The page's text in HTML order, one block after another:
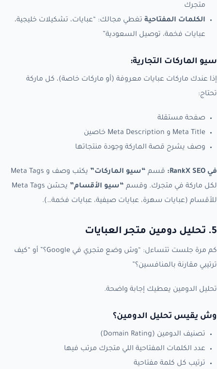
متجرك
الكلمات المفتاحية تغطي مجالك: “عبايات، تشكيلات خليجية،
عبايات فخمة، توصيل السعودية”
سيو الماركات التجارية:
إذا عندك ماركات عبايات معروفة (أو ماركات خاصة)، كل ماركة
تحتاج:
صفحة مستقلة
Meta Title و Meta Description خاصين
وصف يشرح قصة الماركة وجودة منتجاتها
في RankX SEO: قسم “سيو الماركات”
يكتب وصف و Meta Tags
لكل ماركة في متجرك. وقسم “سيو الأقسام”
يحسّن Meta Tags
للأقسام (عبايات سهرة، عبايات صيفية، عبايات فخمة…).
5. تحليل دومين متجر العبايات
كم مرة جلست تتساءل: “وش وضع متجري في Google؟” أو “كيف
ترتيبي مقارنة بالمنافسين؟”
تحليل الدومين يعطيك إجابة واضحة.
وش يقيس تحليل الدومين؟
تصنيف الدومين (Domain Rating)
عدد الكلمات المفتاحية اللي متجرك مرتب فيها
ترتيب كل كلمة مفتاحية